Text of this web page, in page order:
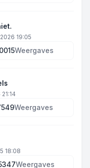
19:05
Weergaves
Weergaves
18:08
Weergaves